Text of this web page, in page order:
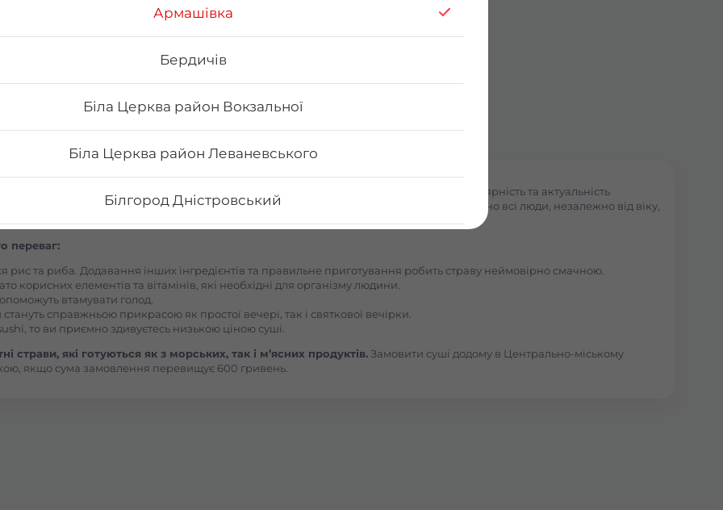
Армашівка
Бердичів
Біла Церква район Вокзальної
Біла Церква район Леваневського
Білгород Дністровський
Бориспіль Робітнича
Боярка (Київська область)
додому від Osama sushi в Центрально-міському районі Кривого Рогу.
Популярність та актуальність
страв, їх різноманітністю та екзотичністю. Авторські суші полюбляють практично всі люди, незалежно від віку,
переваг:
рис та риба. Додавання інших інгредієнтів та правильне приготування робить страву неймовірно смачною.
корисних елементів та вітамінів, які необхідні для організму людини.
втамувати голод.
справжньою прикрасою як простої вечері, так і святкової вечірки.
то ви приємно здивуєтесь низькою ціною суші.
страви, які готуються як з морських, так і м’ясних продуктів. Замовити суші додому в Центрально-міському
якщо сума замовлення перевищує 600 гривень.